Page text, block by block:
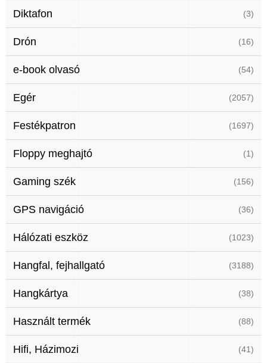
Diktafon (3)
Drón (16)
e-book olvasó (54)
Egér (2057)
Festékpatron (1697)
Floppy meghajtó (1)
Gaming szék (156)
GPS navigáció (36)
Hálózati eszköz (1023)
Hangfal, fejhallgató (3188)
Hangkártya (38)
Használt termék (88)
Hifi, Házimozi (41)